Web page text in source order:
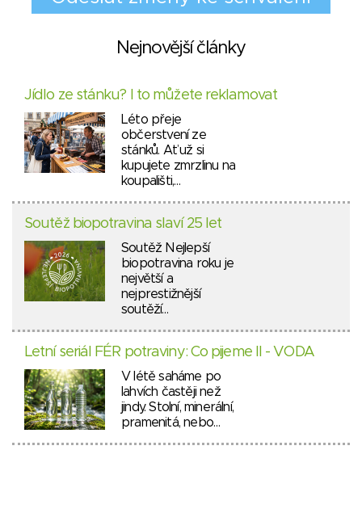
Nejnovější články
Jídlo ze stánku? I to můžete reklamovat
Léto přeje
občerstvení ze
stánků. Ať už si
kupujete zmrzlinu na
koupališti,…
Soutěž biopotravina slaví 25 let
Soutěž Nejlepší
biopotravina roku je
největší a
nejprestižnější
soutěží…
Letní seriál FÉR potraviny: Co pijeme II - VODA
V létě saháme po
lahvích častěji než
jindy. Stolní, minerální,
pramenitá, nebo…